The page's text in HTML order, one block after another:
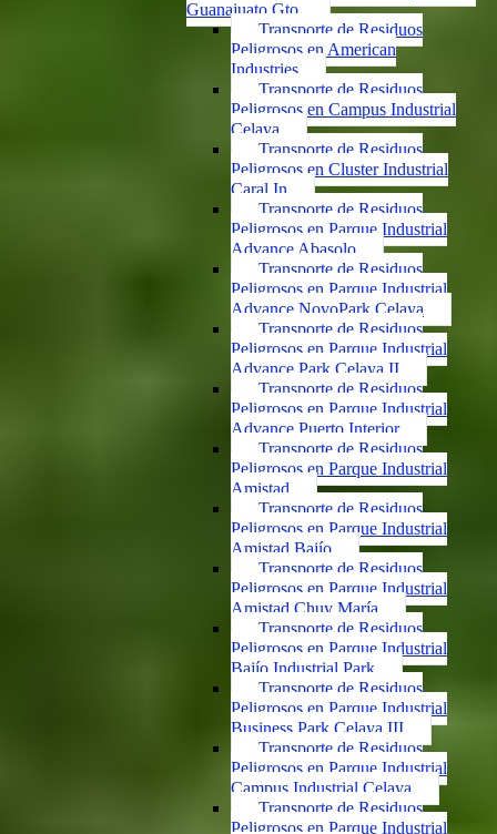
Guanajuato Gto.
Transporte de Residuos
Peligrosos en American
Industries
Transporte de Residuos
Peligrosos en Campus Industrial
Celaya
Transporte de Residuos
Peligrosos en Cluster Industrial
Caral In
Transporte de Residuos
Peligrosos en Parque Industrial
Advance Abasolo
Transporte de Residuos
Peligrosos en Parque Industrial
Advance NovoPark Celaya
Transporte de Residuos
Peligrosos en Parque Industrial
Advance Park Celaya II
Transporte de Residuos
Peligrosos en Parque Industrial
Advance Puerto Interior
Transporte de Residuos
Peligrosos en Parque Industrial
Amistad
Transporte de Residuos
Peligrosos en Parque Industrial
Amistad Bajío
Transporte de Residuos
Peligrosos en Parque Industrial
Amistad Chuy María
Transporte de Residuos
Peligrosos en Parque Industrial
Bajío Industrial Park
Transporte de Residuos
Peligrosos en Parque Industrial
Business Park Celaya III
Transporte de Residuos
Peligrosos en Parque Industrial
Campus Industrial Celaya
Transporte de Residuos
Peligrosos en Parque Industrial